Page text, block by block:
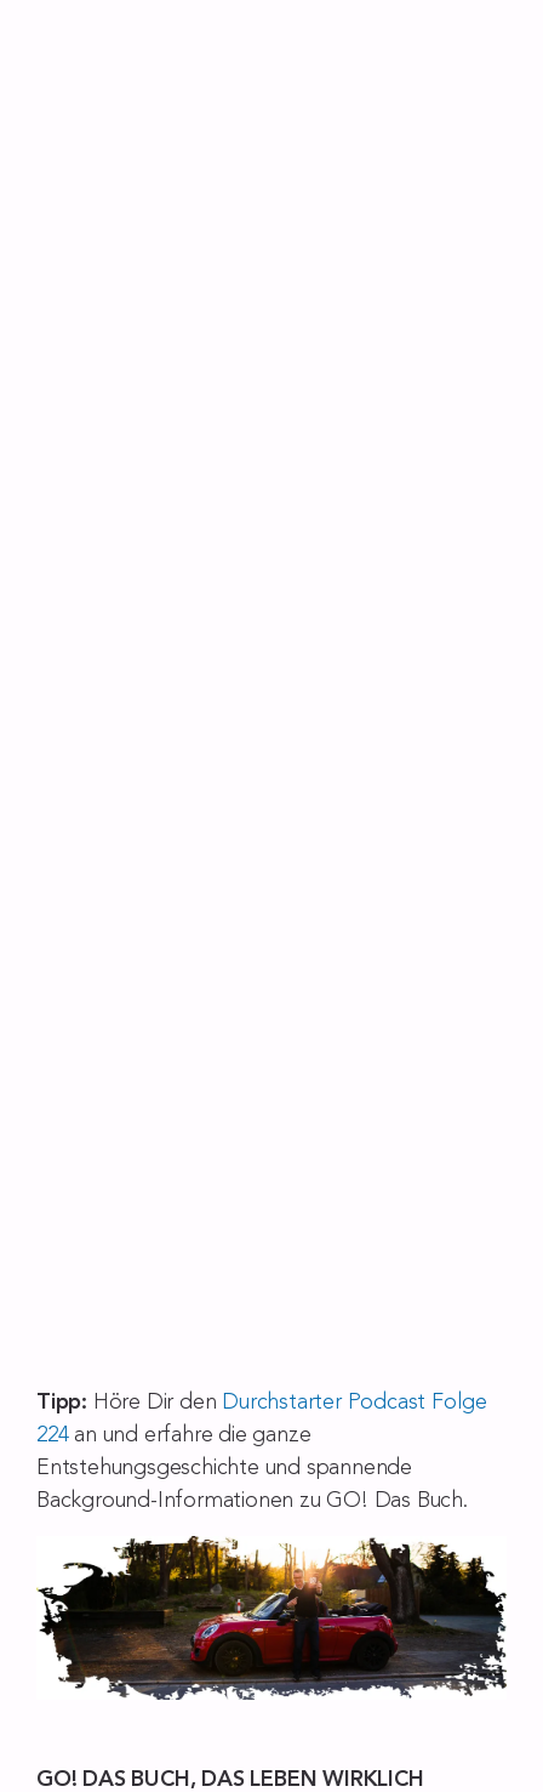
Tipp: Höre Dir den Durchstarter Podcast Folge
224an und erfahre die ganze
Entstehungsgeschichte und spannende
Background-Informationen zu GO! Das Buch.
GO! DAS BUCH, DAS LEBEN WIRKLICH